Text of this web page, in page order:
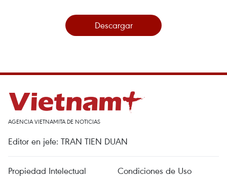
Descargar
AGENCIA VIETNAMITA DE NOTICIAS
Editor en jefe: TRAN TIEN DUAN
Propiedad Intelectual Condiciones de Uso